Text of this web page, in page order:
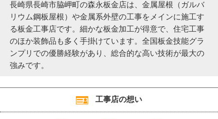
長崎県長崎市脇岬町の森永板金店は、金属屋根（ガルバ
リウム鋼板屋根）や金属系外壁の工事をメインに施工す
る板金工事店です。細かな板金加工が得意で、住宅工事
のほか装飾品も多く手掛けています。全国板金技能グラ
ンプリでの優勝経験があり、総合的な高い技術が最大の
強みです。
工事店の想い